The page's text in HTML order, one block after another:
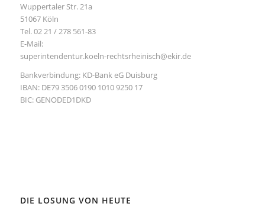
Wuppertaler Str. 21a
51067 Köln
Tel. 02 21 / 278 561-83
E-Mail:
superintendentur.koeln-rechtsrheinisch@ekir.de
Bankverbindung: KD-Bank eG Duisburg
IBAN: DE79 3506 0190 1010 9250 17
BIC: GENODED1DKD
DIE LOSUNG VON HEUTE